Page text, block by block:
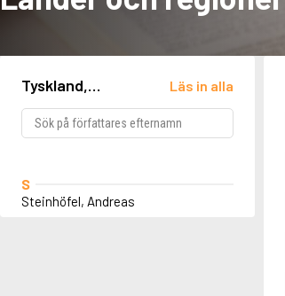
Tyskland,
Läs in alla
S
Steinhöfel, Andreas